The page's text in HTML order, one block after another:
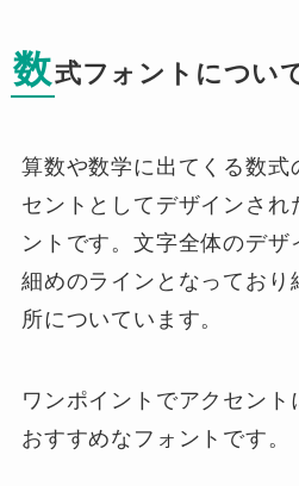
数式フォントについ
算数や数学に出てくる数式
セントとしてデザインされ
ントです。文字全体のデ
細めのラインとなっており
所についています。
ワンポイントでアクセン
おすすめなフォントです。